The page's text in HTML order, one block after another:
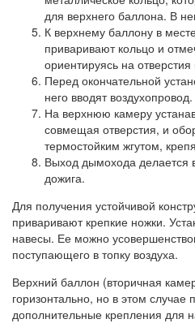
для верхнего баллона. В
К верхнему баллону в
приваривают кольцо и
ориентируясь на
Перед окончательной
него вводят воздухопровод.
На верхнюю камеру
совмещая отверстия, и
термостойким жгутом,
Выход дымохода делается
дожига.
Для получения устойчивой
приваривают крепкие ножки.
навесы. Ее можно
поступающего в топку воздуха.
Верхний баллон (вторичная
горизонтально, но в этом случае
дополнительные крепления для